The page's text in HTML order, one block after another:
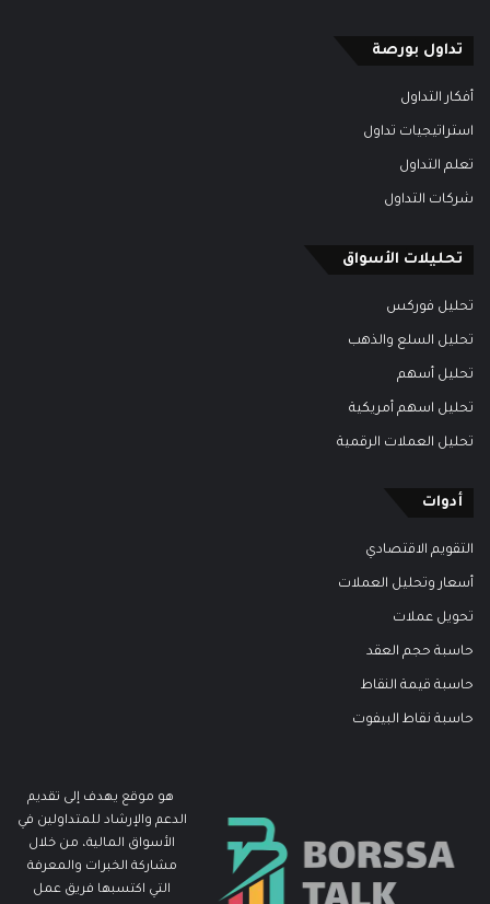
تداول بورصة
أفكار التداول
استراتيجيات تداول
تعلم التداول
شركات التداول
تحليلات الأسواق
تحليل فوركس
تحليل السلع والذهب
تحليل أسهم
تحليل اسهم أمريكية
تحليل العملات الرقمية
أدوات
التقويم الاقتصادي
أسعار وتحليل العملات
تحويل عملات
حاسبة حجم العقد
حاسبة قيمة النقاط
حاسبة نقاط البيفوت
هو موقع يهدف إلى تقديم
الدعم والإرشاد للمتداولين في
الأسواق المالية، من خلال
مشاركة الخبرات والمعرفة
التي اكتسبها فريق عمل